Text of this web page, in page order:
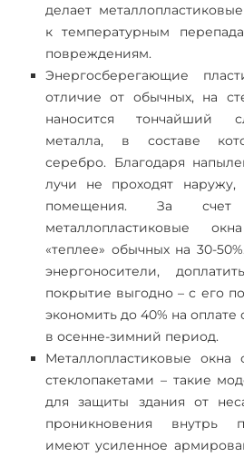
делает
к температурным
повреждениям.
Энергосберегающие
отличие от обычных, на
наносится тончайший
металла, в составе
серебро. Благодаря
лучи не проходят наружу,
помещения. За счет
металлопластиковые
«теплее» обычных на 30-
энергоносители,
покрытие выгодно – с его
экономить до 40% на оплате
в осенне-зимний период.
Металлопластиковые окна
стеклопакетами – такие
для защиты здания от
проникновения внутрь
имеют усиленное